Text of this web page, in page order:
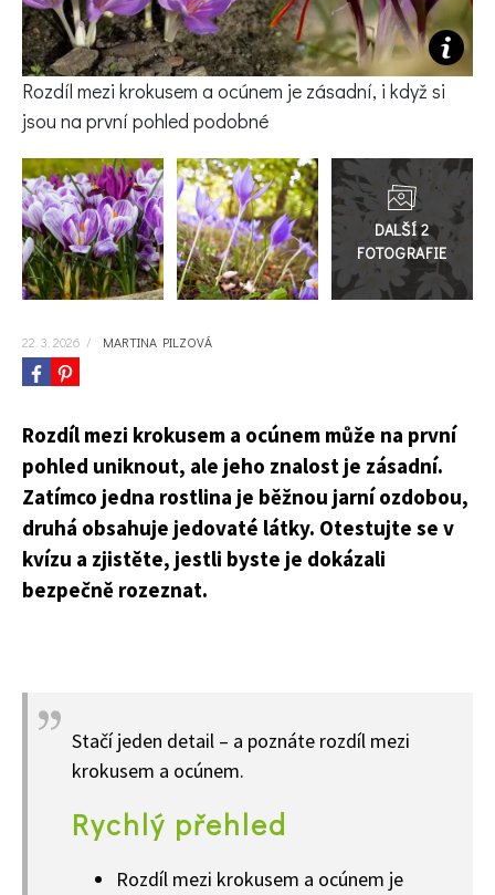
KVÍZY A TESTY
Rozdíl mezi krokusem a ocúnem je zásadní, i když si
jsou na první pohled podobné
Přejít
do
galerie
22. 3. 2026 / MARTINA PILZOVÁ
Rozdíl mezi krokusem a ocúnem může na první
pohled uniknout, ale jeho znalost je zásadní.
Zatímco jedna rostlina je běžnou jarní ozdobou,
druhá obsahuje jedovaté látky. Otestujte se v
kvízu a zjistěte, jestli byste je dokázali
bezpečně rozeznat.
Stačí jeden detail – a poznáte rozdíl mezi
krokusem a ocúnem.
Rychlý přehled
Rozdíl mezi krokusem a ocúnem je